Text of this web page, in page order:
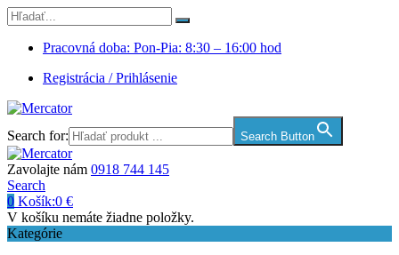
Pracovná doba: Pon-Pia: 8:30 – 16:00 hod
Registrácia / Prihlásenie
Search for: Search Button
Zavolajte nám 0918 744 145
Search
0 Košík:0 €
V košíku nemáte žiadne položky.
Kategórie